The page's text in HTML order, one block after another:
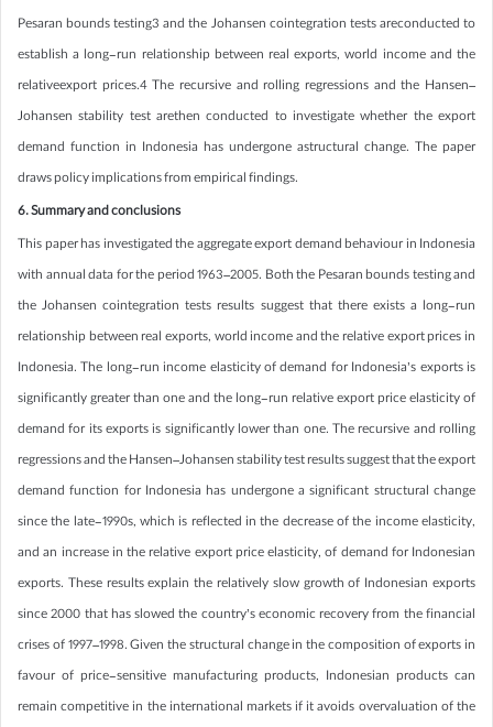
Pesaran bounds testing3 and the Johansen cointegration tests areconducted to
establish a long-run relationship between real exports, world income and the
relativeexport prices.4 The recursive and rolling regressions and the Hansen–
Johansen stability test arethen conducted to investigate whether the export
demand function in Indonesia has undergone astructural change. The paper
draws policy implications from empirical findings.
6. Summary and conclusions
This paper has investigated the aggregate export demand behaviour in Indonesia
with annual data for the period 1963–2005. Both the Pesaran bounds testing and
the Johansen cointegration tests results suggest that there exists a long-run
relationship between real exports, world income and the relative export prices in
Indonesia. The long-run income elasticity of demand for Indonesia’s exports is
significantly greater than one and the long-run relative export price elasticity of
demand for its exports is significantly lower than one. The recursive and rolling
regressions and the Hansen–Johansen stability test results suggest that the export
demand function for Indonesia has undergone a significant structural change
since the late-1990s, which is reflected in the decrease of the income elasticity,
and an increase in the relative export price elasticity, of demand for Indonesian
exports. These results explain the relatively slow growth of Indonesian exports
since 2000 that has slowed the country’s economic recovery from the financial
crises of 1997–1998. Given the structural change in the composition of exports in
favour of price-sensitive manufacturing products, Indonesian products can
remain competitive in the international markets if it avoids overvaluation of the